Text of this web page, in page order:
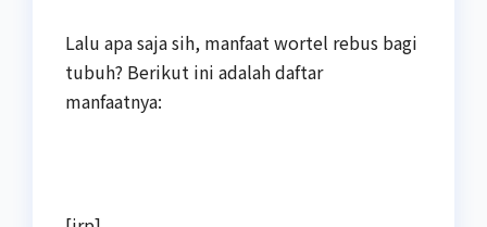
Lalu apa saja sih, manfaat wortel rebus bagi
tubuh? Berikut ini adalah daftar
manfaatnya: